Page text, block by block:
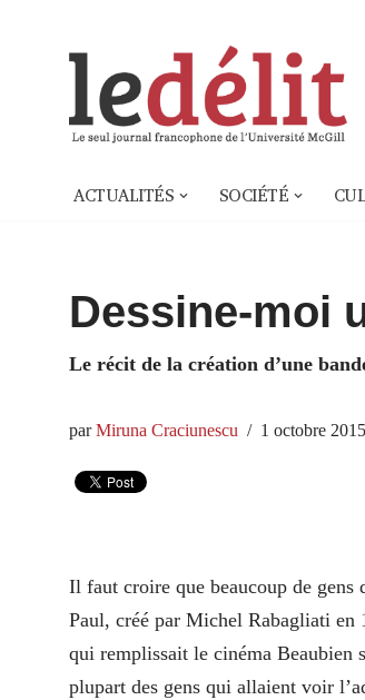
ACTUALITÉS SOCIÉTÉ
Dessine-moi
Le récit de la création d’une
parMiruna Craciunescu 1 octobre 2015
Il faut croire que beaucoup de gens
Paul, créé par Michel Rabagliati en
qui remplissait le cinéma Beaubien
plupart des gens qui allaient voir